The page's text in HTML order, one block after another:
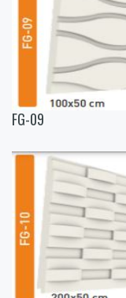
FG-09